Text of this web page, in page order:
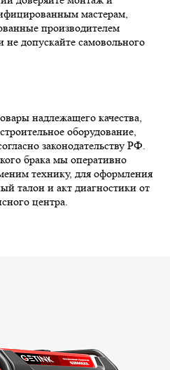
мастерам,
производителем
не допускайте самовольного
надлежащего качества,
оборудование,
законодательству РФ.
брака мы оперативно
технику, для оформления
талон и акт диагностики от
центра.